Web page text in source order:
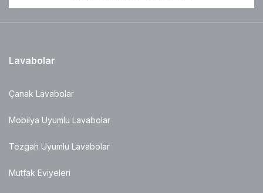
Lavabolar
Çanak Lavabolar
Mobilya Uyumlu Lavabolar
Tezgah Uyumlu Lavabolar
Mutfak Eviyeleri